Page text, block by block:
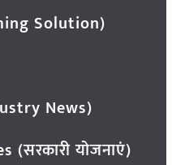
Solution)
News)
(सरकारी योजनाएं)